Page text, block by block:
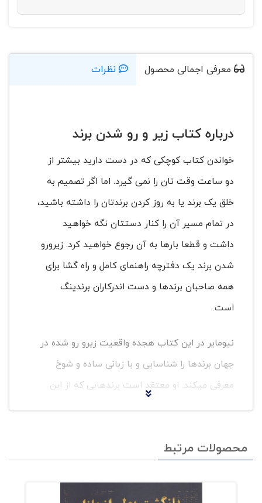
معرفی اجمالی محصول نظرات
درباره کتاب زیر و رو شدن برند
خواندن کتاب کوچکی که در دست دارید بیشتر از
دو ساعت وقت تان را نمی گیرد. اما اگر تصمیم به
خلق یک برند یا به روز کردن برندتان را داشته باشید،
در تمام مسیر آن را کنار دستتان نگه خواهید
داشت و قطعا بارها به آن رجوع خواهید کرد. زیرورو
شدن برند یک دفترچه راهنمای کامل و راه گشا برای
همه صاحبان برندها و دست اندرکاران برندینگ
است.
نیومایر در این کتاب هجده واقعیت زیرو رو شده در
جهان برندها را شناسایی و با زبانی ساده و شوخ
معرفی میکند. او معتقد است برندهایی که از این
برند در کنار توضیحات نظری روشن و کارآمدش
نام لوری و داستان خلق برند چایش همراه میکند تا
محصولات مرتبط